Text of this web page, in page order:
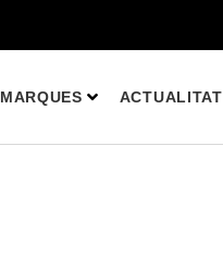
MARQUES ACTUALITAT